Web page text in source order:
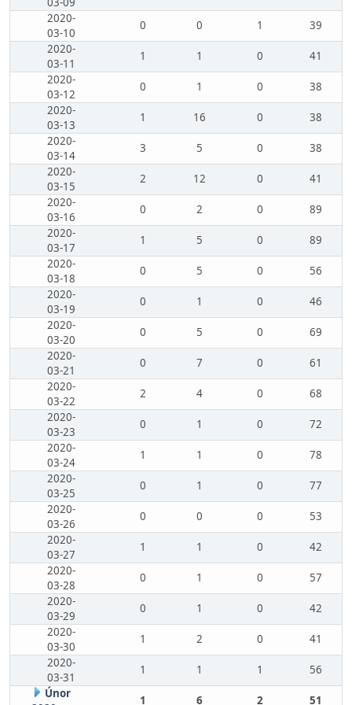
2020-
03-10
0 0 1
39
2020-
03-11
1 1 0
41
2020-
03-12
0 1 0
38
2020-
03-13
1 16 0
38
2020-
03-14
3 5 0
38
2020-
03-15
2 12 0
41
2020-
03-16
0 2 0
89
2020-
03-17
1 5 0
89
2020-
03-18
0 5 0
56
2020-
03-19
0 1 0
46
2020-
03-20
0 5 0
69
2020-
03-21
0 7 0
61
2020-
03-22
2 4 0
68
2020-
03-23
0 1 0
72
2020-
03-24
1 1 0
78
2020-
03-25
0 1 0
77
2020-
03-26
0 0 0
53
2020-
03-27
1 1 0
42
2020-
03-28
0 1 0
57
2020-
03-29
0 1 0
42
2020-
03-30
1 2 0
41
2020-
03-31
1 1 1
56
Únor
1 6 2 51